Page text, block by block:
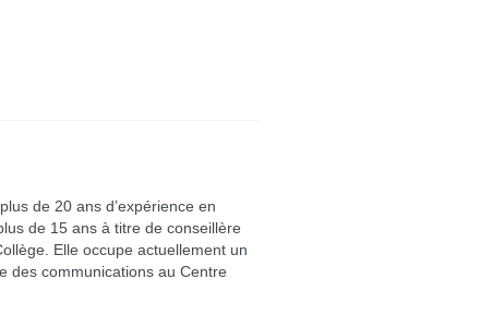
de 20 ans d’expérience en
de 15 ans à titre de conseillère
Elle occupe actuellement un
des communications au Centre